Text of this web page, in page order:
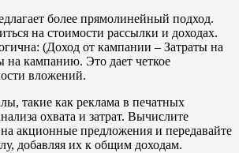
более прямолинейный подход.
на стоимости рассылки и доходах.
(Доход от кампании – Затраты на
на кампанию. Это дает четкое
вложений.
такие как реклама в печатных
охвата и затрат. Вычислите
на акционные предложения и передавайте
добавляя их к общим доходам.